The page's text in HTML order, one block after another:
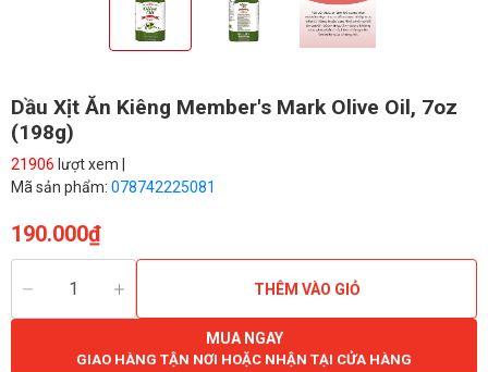
Dầu Xịt Ăn Kiêng Member's Mark Olive Oil, 7oz
(198g)
21906 lượt xem |
Mã sản phẩm: 078742225081
190.000₫
THÊM VÀO GIỎ
MUA NGAY
GIAO HÀNG TẬN NƠI HOẶC NHẬN TẠI CỬA HÀNG